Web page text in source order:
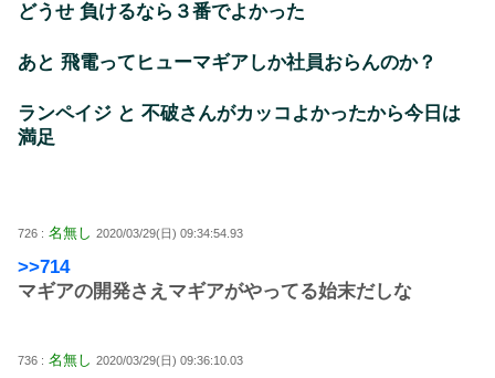
どうせ 負けるなら３番でよかった
あと 飛電ってヒューマギアしか社員おらんのか？
ランペイジ と 不破さんがカッコよかったから今日は
満足
726 : 名無し 2020/03/29(日) 09:34:54.93
>>714
マギアの開発さえマギアがやってる始末だしな
736 : 名無し 2020/03/29(日) 09:36:10.03